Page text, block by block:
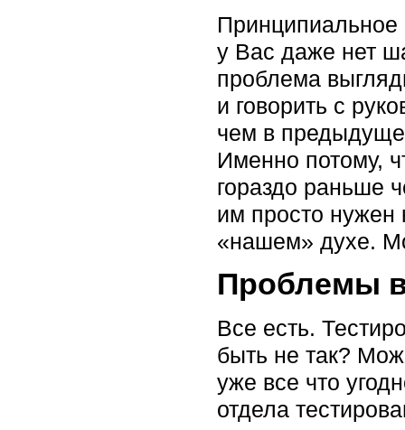
Принципиальное
у Вас даже нет
проблема
и говорить с
чем в
Именно потому,
гораздо раньше
им просто нужен
«нашем» духе.
Проблемы в
Все есть.
быть не так?
уже все что
отдела